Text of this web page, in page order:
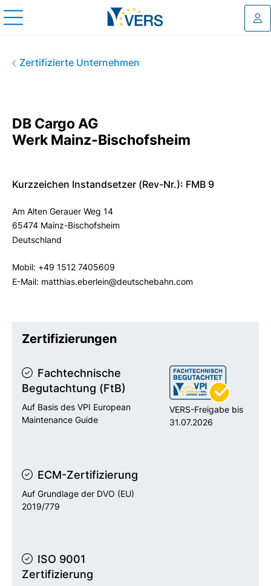
Zertifizierte Unternehmen
DB Cargo AG Werk Mainz-
DB Cargo AG
Werk Mainz-Bischofsheim
Kurzzeichen Instandsetzer (Rev-Nr.): FMB 9
Am Alten Gerauer Weg 14
65474 Mainz-Bischofsheim
Deutschland
Mobil: +49 1512 7405609
E-Mail: matthias.eberlein@deutschebahn.com
Zertifizierungen
Fachtechnische
Begutachtung (FtB)
Auf Basis des VPI European
Maintenance Guide
VERS-Freigabe bis
31.07.2026
ECM-Zertifizierung
Auf Grundlage der DVO (EU)
2019/779
ISO 9001
Zertifizierung